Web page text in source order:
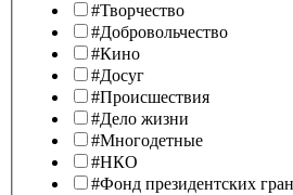
#Творчество
#Добровольчество
#Кино
#Досуг
#Происшествия
#Дело жизни
#Многодетные
#НКО
#Фонд президентских